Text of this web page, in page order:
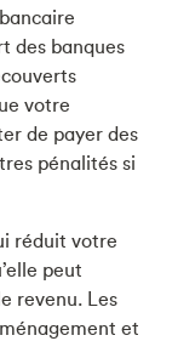
des banques
votre
de payer des
pénalités si
réduit votre
peut
revenu. Les
et